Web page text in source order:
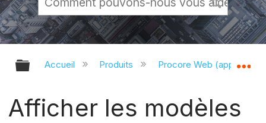
Développer/réduire la hiérarchie
Accueil Produits Procore Web
Afficher les modèles